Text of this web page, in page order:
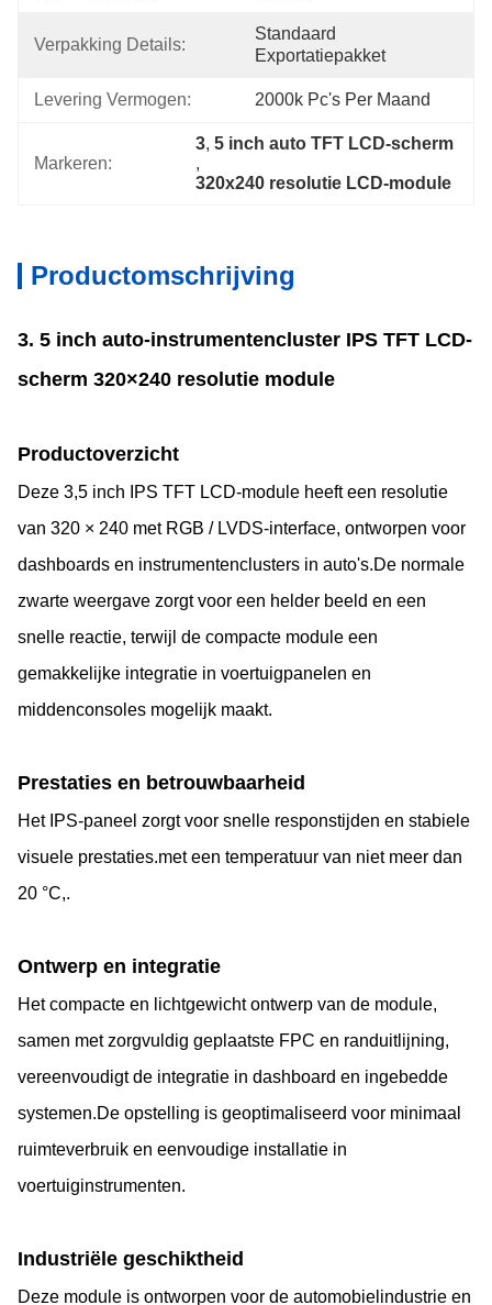
Verpakking Details:
Standaard
Exportatiepakket
Levering Vermogen: 2000k Pc's Per Maand
Markeren:
3, 5 inch auto TFT LCD-scherm
,
320x240 resolutie LCD-module
Productomschrijving
3. 5 inch auto-instrumentencluster IPS TFT LCD-
scherm 320×240 resolutie module
Productoverzicht
Deze 3,5 inch IPS TFT LCD-module heeft een resolutie
van 320 × 240 met RGB / LVDS-interface, ontworpen voor
dashboards en instrumentenclusters in auto's.De normale
zwarte weergave zorgt voor een helder beeld en een
snelle reactie, terwijl de compacte module een
gemakkelijke integratie in voertuigpanelen en
middenconsoles mogelijk maakt.
Prestaties en betrouwbaarheid
Het IPS-paneel zorgt voor snelle responstijden en stabiele
visuele prestaties.met een temperatuur van niet meer dan
20 °C,.
Ontwerp en integratie
Het compacte en lichtgewicht ontwerp van de module,
samen met zorgvuldig geplaatste FPC en randuitlijning,
vereenvoudigt de integratie in dashboard en ingebedde
systemen.De opstelling is geoptimaliseerd voor minimaal
ruimteverbruik en eenvoudige installatie in
voertuiginstrumenten.
Industriële geschiktheid
Deze module is ontworpen voor de automobielindustrie en